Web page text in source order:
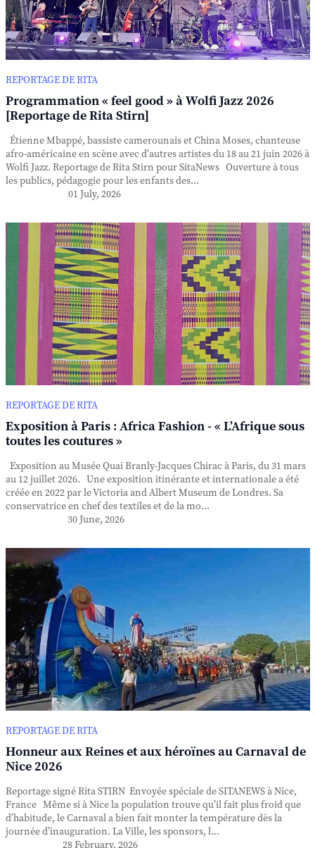
REPORTAGE DE RITA
Programmation « feel good » à Wolfi Jazz 2026
[Reportage de Rita Stirn]
Étienne Mbappé, bassiste camerounais et China Moses, chanteuse
afro-américaine en scène avec d'autres artistes du 18 au 21 juin 2026 à
Wolfi Jazz. Reportage de Rita Stirn pour SitaNews Ouverture à tous
les publics, pédagogie pour les enfants des...
01 July, 2026
REPORTAGE DE RITA
Exposition à Paris : Africa Fashion - « L’Afrique sous
toutes les coutures »
Exposition au Musée Quai Branly-Jacques Chirac à Paris, du 31 mars
au 12 juillet 2026. Une exposition itinérante et internationale a été
créée en 2022 par le Victoria and Albert Museum de Londres. Sa
conservatrice en chef des textiles et de la mo...
30 June, 2026
REPORTAGE DE RITA
Honneur aux Reines et aux héroïnes au Carnaval de
Nice 2026
Reportage signé Rita STIRN Envoyée spéciale de SITANEWS à Nice,
France Même si à Nice la population trouve qu’il fait plus froid que
d’habitude, le Carnaval a bien fait monter la température dès la
journée d’inauguration. La Ville, les sponsors, l...
28 February, 2026